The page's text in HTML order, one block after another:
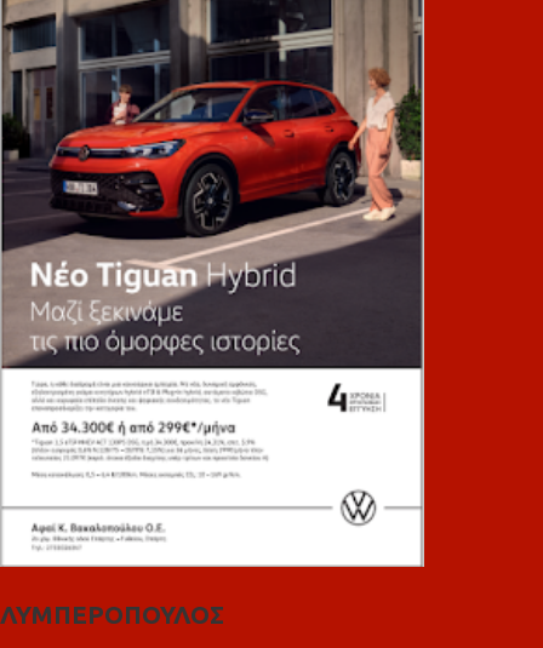
ΛΥΜΠΕΡΟΠΟΥΛΟΣ